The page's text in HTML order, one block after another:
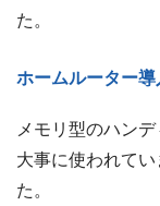
た。
ホームルーター
メモリ型のハン
大事に使われて
た。